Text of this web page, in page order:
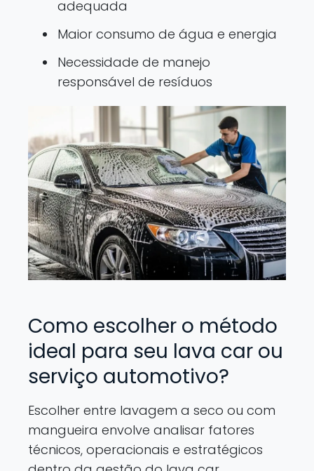
adequada
Maior consumo de água e energia
Necessidade de manejo
responsável de resíduos
Como escolher o método
ideal para seu lava car ou
serviço automotivo?
Escolher entre lavagem a seco ou com
mangueira envolve analisar fatores
técnicos, operacionais e estratégicos